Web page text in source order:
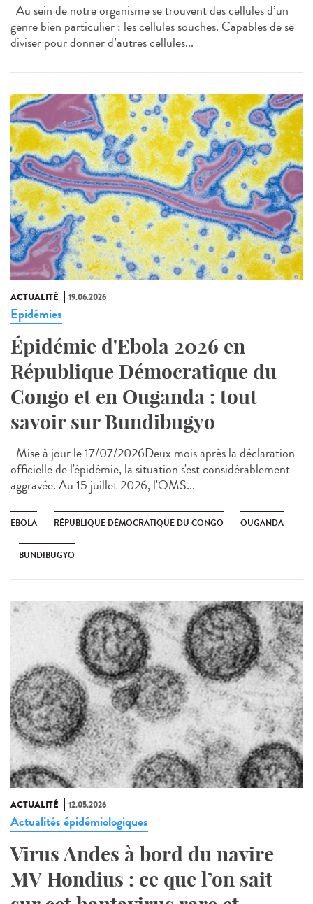
Au sein de notre organisme se trouvent des cellules d’un
genre bien particulier : les cellules souches. Capables de se
diviser pour donner d’autres cellules...
ACTUALITÉ 19.06.2026
Epidémies
Épidémie d'Ebola 2026 en
République Démocratique du
Congo et en Ouganda : tout
savoir sur Bundibugyo
Mise à jour le 17/07/2026Deux mois après la déclaration
officielle de l'épidémie, la situation s'est considérablement
aggravée. Au 15 juillet 2026, l'OMS...
EBOLA RÉPUBLIQUE DÉMOCRATIQUE DU CONGO OUGANDA
BUNDIBUGYO
ACTUALITÉ 12.05.2026
Actualités épidémiologiques
Virus Andes à bord du navire
MV Hondius : ce que l’on sait